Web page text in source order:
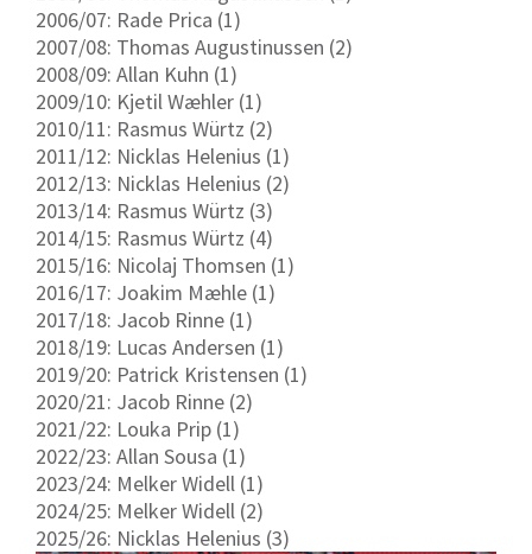
2006/07: Rade Prica (1)
2007/08: Thomas Augustinussen (2)
2008/09: Allan Kuhn (1)
2009/10: Kjetil Wæhler (1)
2010/11: Rasmus Würtz (2)
2011/12: Nicklas Helenius (1)
2012/13: Nicklas Helenius (2)
2013/14: Rasmus Würtz (3)
2014/15: Rasmus Würtz (4)
2015/16: Nicolaj Thomsen (1)
2016/17: Joakim Mæhle (1)
2017/18: Jacob Rinne (1)
2018/19: Lucas Andersen (1)
2019/20: Patrick Kristensen (1)
2020/21: Jacob Rinne (2)
2021/22: Louka Prip (1)
2022/23: Allan Sousa (1)
2023/24: Melker Widell (1)
2024/25: Melker Widell (2)
2025/26: Nicklas Helenius (3)